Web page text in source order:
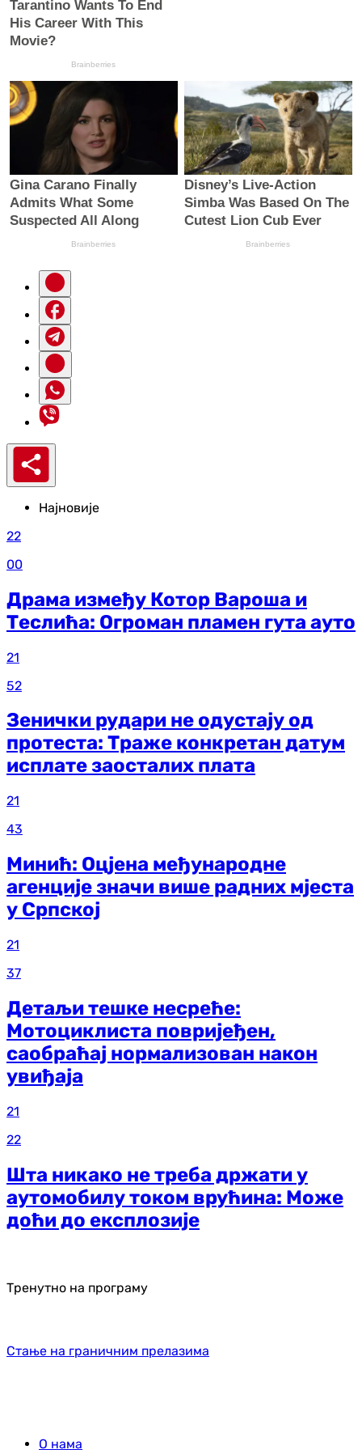
Најновије
22
00
Драма између Котор Вароша и
Теслића: Огроман пламен гута ауто
21
52
Зенички рудари не одустају од
протеста: Траже конкретан датум
исплате заосталих плата
21
43
Минић: Оцјена међународне
агенције значи више радних мјеста
у Српској
21
37
Детаљи тешке несреће:
Мотоциклиста повријеђен,
саобраћај нормализован након
увиђаја
21
22
Шта никако не треба држати у
аутомобилу током врућина: Може
доћи до експлозије
Тренутно на програму
Стање на граничним прелазима
О нама